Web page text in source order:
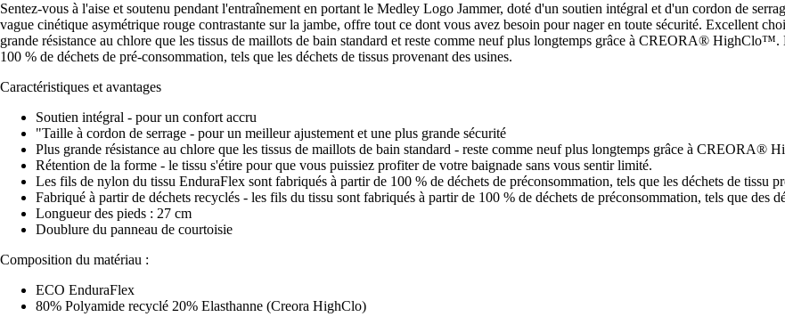
Sentez-vous à l'aise et soutenu pendant l'entraînement en portant le Medley Logo Jammer, doté d'un soutien intégral et d'un cordon de
vague cinétique asymétrique rouge contrastante sur la jambe, offre tout ce dont vous avez besoin pour nager en toute sécurité. Excellent
grande résistance au chlore que les tissus de maillots de bain standard et reste comme neuf plus longtemps grâce à CREORA®
100 % de déchets de pré-consommation, tels que les déchets de tissus provenant des usines.
Caractéristiques et avantages
Soutien intégral - pour un confort accru
"Taille à cordon de serrage - pour un meilleur ajustement et une plus grande sécurité
Plus grande résistance au chlore que les tissus de maillots de bain standard - reste comme neuf plus longtemps grâce à CREORA®
Rétention de la forme - le tissu s'étire pour que vous puissiez profiter de votre baignade sans vous sentir limité.
Les fils de nylon du tissu EnduraFlex sont fabriqués à partir de 100 % de déchets de préconsommation, tels que les déchets de tissu
Fabriqué à partir de déchets recyclés - les fils du tissu sont fabriqués à partir de 100 % de déchets de préconsommation, tels que des
Longueur des pieds : 27 cm
Doublure du panneau de courtoisie
Composition du matériau :
ECO EnduraFlex
80% Polyamide recyclé 20% Elasthanne (Creora HighClo)